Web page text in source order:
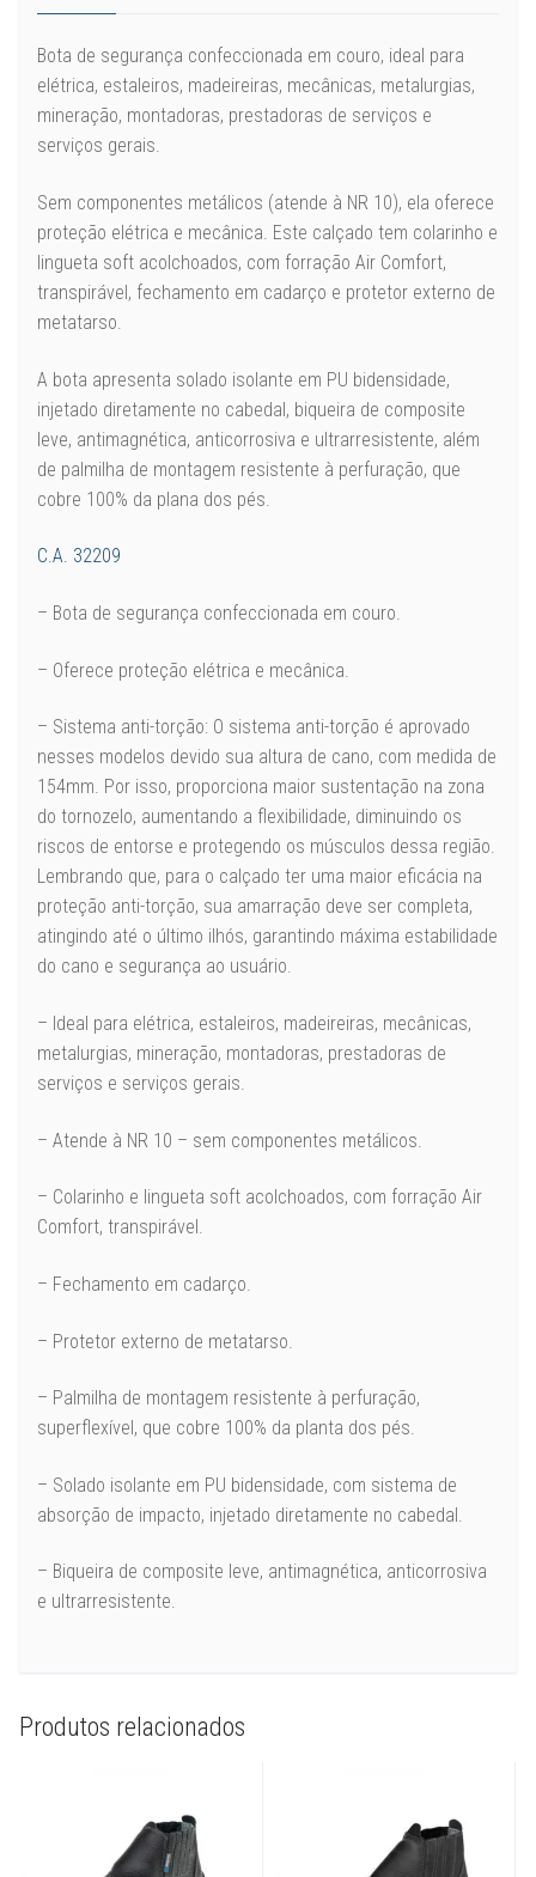
Bota de segurança confeccionada em couro, ideal para
elétrica, estaleiros, madeireiras, mecânicas, metalurgias,
mineração, montadoras, prestadoras de serviços e
serviços gerais.
Sem componentes metálicos (atende à NR 10), ela oferece
proteção elétrica e mecânica. Este calçado tem colarinho e
lingueta soft acolchoados, com forração Air Comfort,
transpirável, fechamento em cadarço e protetor externo de
metatarso.
A bota apresenta solado isolante em PU bidensidade,
injetado diretamente no cabedal, biqueira de composite
leve, antimagnética, anticorrosiva e ultrarresistente, além
de palmilha de montagem resistente à perfuração, que
cobre 100% da plana dos pés.
C.A. 32209
– Bota de segurança confeccionada em couro.
– Oferece proteção elétrica e mecânica.
– Sistema anti-torção: O sistema anti-torção é aprovado
nesses modelos devido sua altura de cano, com medida de
154mm. Por isso, proporciona maior sustentação na zona
do tornozelo, aumentando a flexibilidade, diminuindo os
riscos de entorse e protegendo os músculos dessa região.
Lembrando que, para o calçado ter uma maior eficácia na
proteção anti-torção, sua amarração deve ser completa,
atingindo até o último ilhós, garantindo máxima estabilidade
do cano e segurança ao usuário.
– Ideal para elétrica, estaleiros, madeireiras, mecânicas,
metalurgias, mineração, montadoras, prestadoras de
serviços e serviços gerais.
– Atende à NR 10 – sem componentes metálicos.
– Colarinho e lingueta soft acolchoados, com forração Air
Comfort, transpirável.
– Fechamento em cadarço.
– Protetor externo de metatarso.
– Palmilha de montagem resistente à perfuração,
superflexível, que cobre 100% da planta dos pés.
– Solado isolante em PU bidensidade, com sistema de
absorção de impacto, injetado diretamente no cabedal.
– Biqueira de composite leve, antimagnética, anticorrosiva
e ultrarresistente.
Produtos relacionados